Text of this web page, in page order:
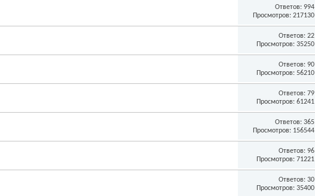
Ответов: 994
Просмотров: 217130
Ответов: 22
Просмотров: 35250
Ответов: 90
Просмотров: 56210
Ответов: 79
Просмотров: 61241
Ответов: 365
Просмотров: 156544
Ответов: 96
Просмотров: 71221
Ответов: 30
Просмотров: 35400